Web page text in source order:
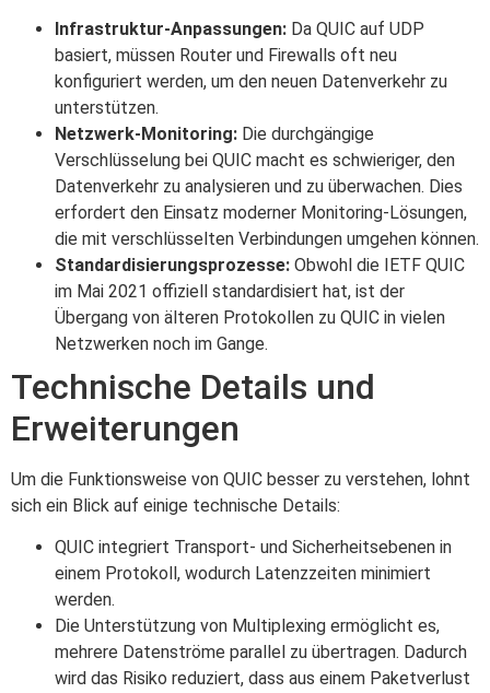
Infrastruktur-Anpassungen: Da QUIC auf UDP
basiert, müssen Router und Firewalls oft neu
konfiguriert werden, um den neuen Datenverkehr zu
unterstützen.
Netzwerk-Monitoring: Die durchgängige
Verschlüsselung bei QUIC macht es schwieriger, den
Datenverkehr zu analysieren und zu überwachen. Dies
erfordert den Einsatz moderner Monitoring-Lösungen,
die mit verschlüsselten Verbindungen umgehen können.
Standardisierungsprozesse: Obwohl die IETF QUIC
im Mai 2021 offiziell standardisiert hat, ist der
Übergang von älteren Protokollen zu QUIC in vielen
Netzwerken noch im Gange.
Technische Details und
Erweiterungen
Um die Funktionsweise von QUIC besser zu verstehen, lohnt
sich ein Blick auf einige technische Details:
QUIC integriert Transport- und Sicherheitsebenen in
einem Protokoll, wodurch Latenzzeiten minimiert
werden.
Die Unterstützung von Multiplexing ermöglicht es,
mehrere Datenströme parallel zu übertragen. Dadurch
wird das Risiko reduziert, dass aus einem Paketverlust